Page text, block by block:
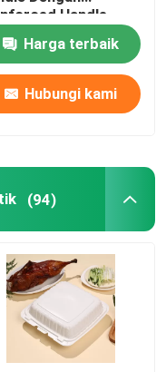
Handle
Harga terbaik
Hubungi kami
(94)